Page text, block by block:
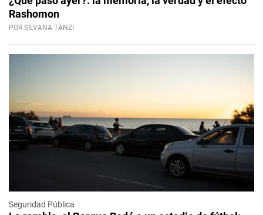
Rashomon
POR SILVANA TANZI
Seguridad Pública